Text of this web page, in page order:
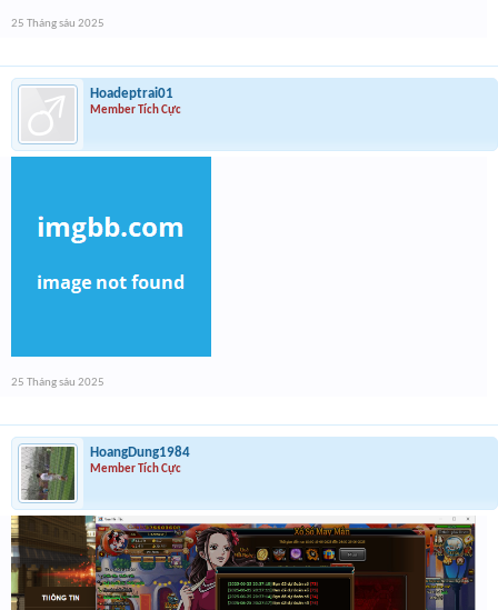
25 Tháng sáu 2025
Hoadeptrai01
Member Tích Cực
25 Tháng sáu 2025
HoangDung1984
Member Tích Cực